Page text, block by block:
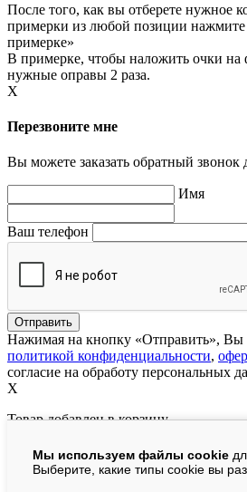
Мы используем файлы cookie
Выберите, какие типы cookie вы
После того, как вы отберете нужное
примерки из любой позиции
примерке»
В примерке, чтобы наложить очки на
нужные оправы 2 раза.
X
Перезвоните мне
Вы можете заказать обратный звонок
Имя
Ваш телефон
Нажимая на кнопку «Отправить», Вы
политикой конфиденциальности,
согласие на обработу персональных
X
Товар добавлен в корзину